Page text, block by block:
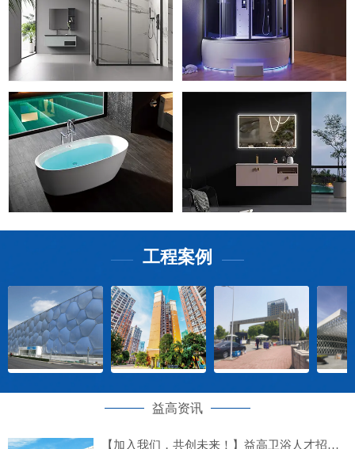
—— 工程案例 ——
益高资讯
【加入我们，共创未来！】益高卫浴人才招募计划正式启动